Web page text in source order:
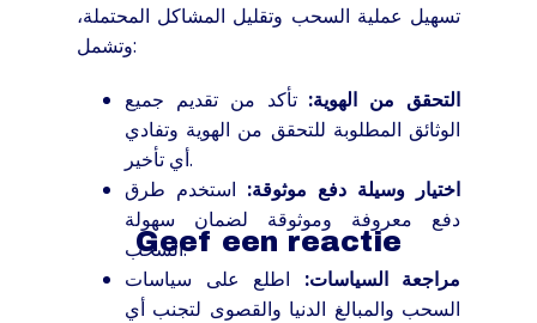
تسهيل عملية السحب وتقليل المشاكل المحتملة،
وتشمل:
التحقق من الهوية: تأكد من تقديم جميع
الوثائق المطلوبة للتحقق من الهوية وتفادي
أي تأخير.
اختيار وسيلة دفع موثوقة: استخدم طرق
دفع معروفة وموثوقة لضمان سهولة
السحب.
مراجعة السياسات: اطلع على سياسات
السحب والمبالغ الدنيا والقصوى لتجنب أي
Geef een reactie